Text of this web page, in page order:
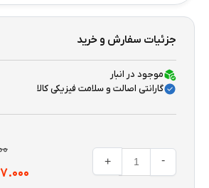
جزئیات سفارش و خرید
موجود در انبار
گارانتی اصالت و سلامت فیزیکی کالا
-
+